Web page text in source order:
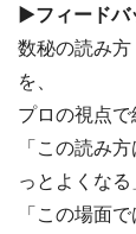
▶フィードバ
数秘の読み
を、
プロの視点で
「この読み
っとよくなる
「この場面